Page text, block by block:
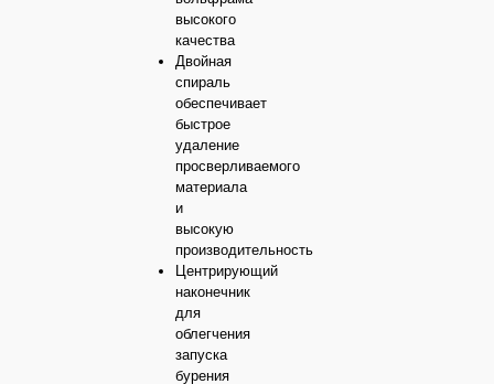
Направляющие
высокого
качества
Двойная
спираль
обеспечивает
быстрое
удаление
просверливаемого
материала
и
высокую
производительность
Центрирующий
наконечник
для
облегчения
запуска
бурения